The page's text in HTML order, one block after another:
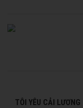
TÔI YÊU CẢI LƯƠNG